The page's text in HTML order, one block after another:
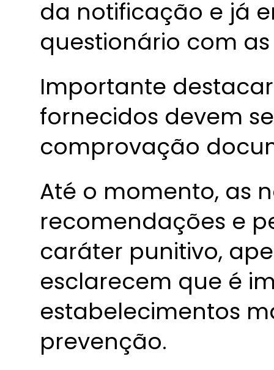
da notificação e já
questionário com
Importante
fornecidos devem
comprovação
Até o momento, as
recomendações e
caráter punitivo,
esclarecem que é
estabelecimentos
prevenção.